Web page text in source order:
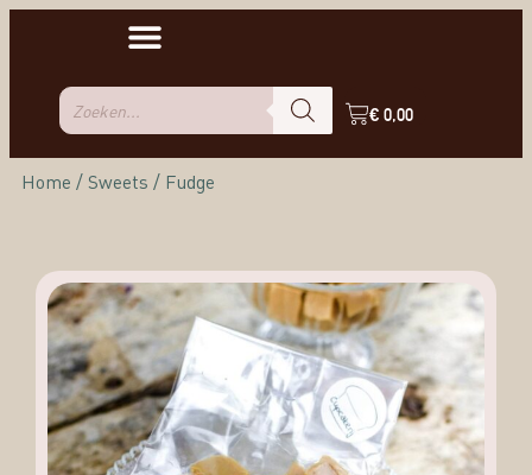
€0,00
Home / Sweets / Fudge